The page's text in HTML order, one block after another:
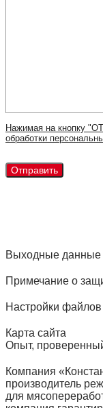
Нажимая на кнопку
обработки
Выходные данные
Примечание о
Настройки
Карта сайта
Опыт,
Компания
производитель
для